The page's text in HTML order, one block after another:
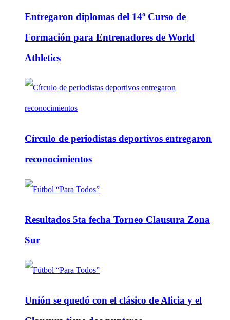
Entregaron diplomas del 14º Curso de
Formación para Entrenadores de World
Athletics
Círculo de periodistas deportivos entregaron
reconocimientos
Resultados 5ta fecha Torneo Clausura Zona
Sur
Unión se quedó con el clásico de Alicia y el